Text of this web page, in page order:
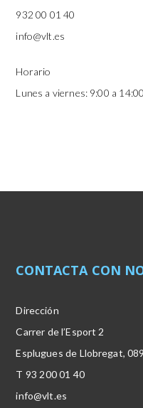
932 00 01 40
info@vlt.es
Horario
Lunes a viernes: 9:00 a
CONTACTA CON
Dirección
Carrer de l’Esport 2
Esplugues de Llobregat,
T 93 200 01 40
info@vlt.es